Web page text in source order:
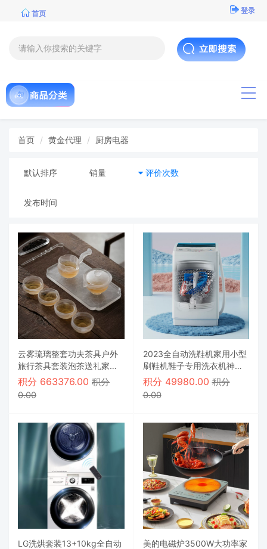
首页 登录
首页 黄金代理 厨房电器
默认排序 销量 评价次数
发布时间
云雾琉璃整套功夫茶具户外
旅行茶具套装泡茶送礼家用
车载定制
积分 663376.00 积分
0.00
2023全自动洗鞋机家用小型
刷鞋机鞋子专用洗衣机神器
袜子洗脱一体
积分 49980.00积分
0.00
LG洗烘套装13+10kg全自动
美的电磁炉3500W大功率家